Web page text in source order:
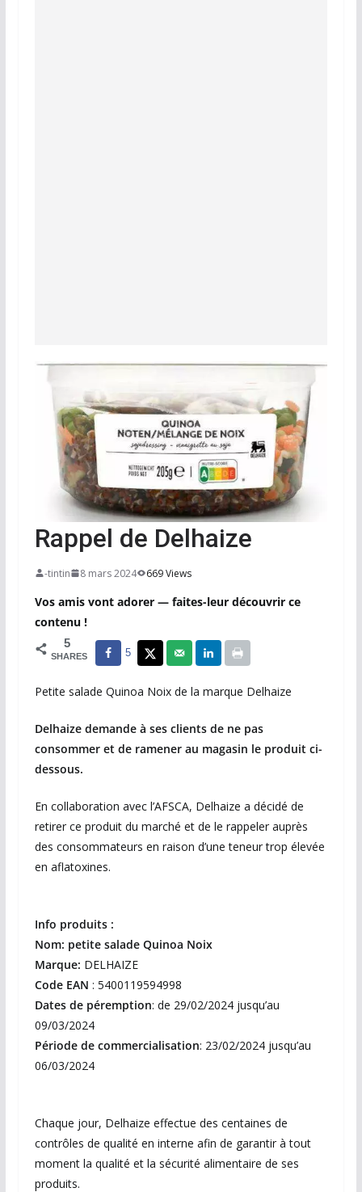
Rappel de Delhaize
-tintin 8 mars 2024 669 Views
Vos amis vont adorer — faites-leur découvrir ce
contenu !
5
SHARES 5
Petite salade Quinoa Noix de la marque Delhaize
Delhaize demande à ses clients de ne pas
consommer et de ramener au magasin le produit ci-
dessous.
En collaboration avec l’AFSCA, Delhaize a décidé de
retirer ce produit du marché et de le rappeler auprès
des consommateurs en raison d’une teneur trop élevée
en aflatoxines.
Info produits :
Nom: petite salade Quinoa Noix
Marque: DELHAIZE
Code EAN : 5400119594998
Dates de péremption: de 29/02/2024 jusqu’au
09/03/2024
Période de commercialisation: 23/02/2024 jusqu’au
06/03/2024
Chaque jour, Delhaize effectue des centaines de
contrôles de qualité en interne afin de garantir à tout
moment la qualité et la sécurité alimentaire de ses
produits.